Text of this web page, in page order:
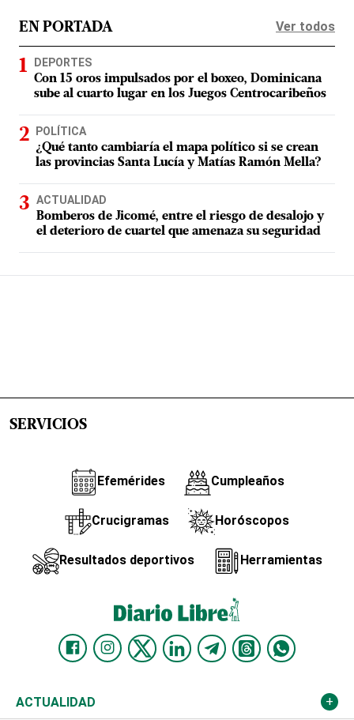
EN PORTADA Ver todos
DEPORTES
Con 15 oros impulsados por el boxeo, Dominicana
sube al cuarto lugar en los Juegos Centrocaribeños
POLÍTICA
¿Qué tanto cambiaría el mapa político si se crean
las provincias Santa Lucía y Matías Ramón Mella?
ACTUALIDAD
Bomberos de Jicomé, entre el riesgo de desalojo y
el deterioro de cuartel que amenaza su seguridad
SERVICIOS
Efemérides Cumpleaños
Crucigramas Horóscopos
Resultados deportivos Herramientas
ACTUALIDAD